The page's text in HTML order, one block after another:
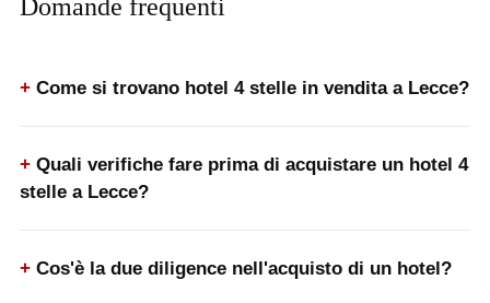
Domande frequenti
Come si trovano hotel 4 stelle in vendita a Lecce?
Quali verifiche fare prima di acquistare un hotel 4
stelle a Lecce?
Cos'è la due diligence nell'acquisto di un hotel?